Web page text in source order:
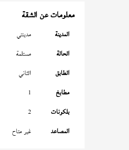
معلومات عن الشقة
المدينة مدينتي
الحالة
مستلمة
الطابق
الثاني
مطابخ
1
بلكونات
2
المصاعد
غير متاح